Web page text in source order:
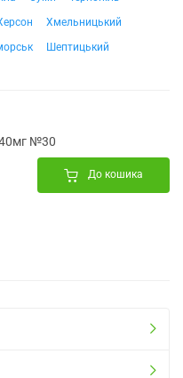
Хмельницький
Шептицький
№30
До кошика